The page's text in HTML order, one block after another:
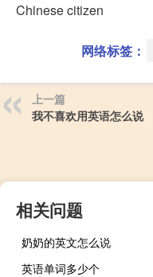
Chinese citizen
网络标签：
上一篇
我不喜欢用英语怎么说
相关问题
奶奶的英文怎么说
英语单词多少个